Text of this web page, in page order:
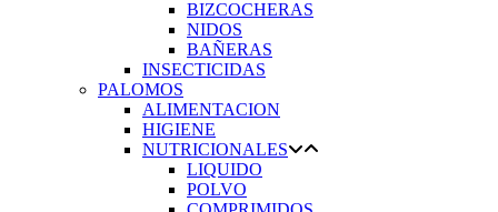
BIZCOCHERAS
NIDOS
BAÑERAS
INSECTICIDAS
PALOMOS
ALIMENTACION
HIGIENE
NUTRICIONALES
LIQUIDO
POLVO